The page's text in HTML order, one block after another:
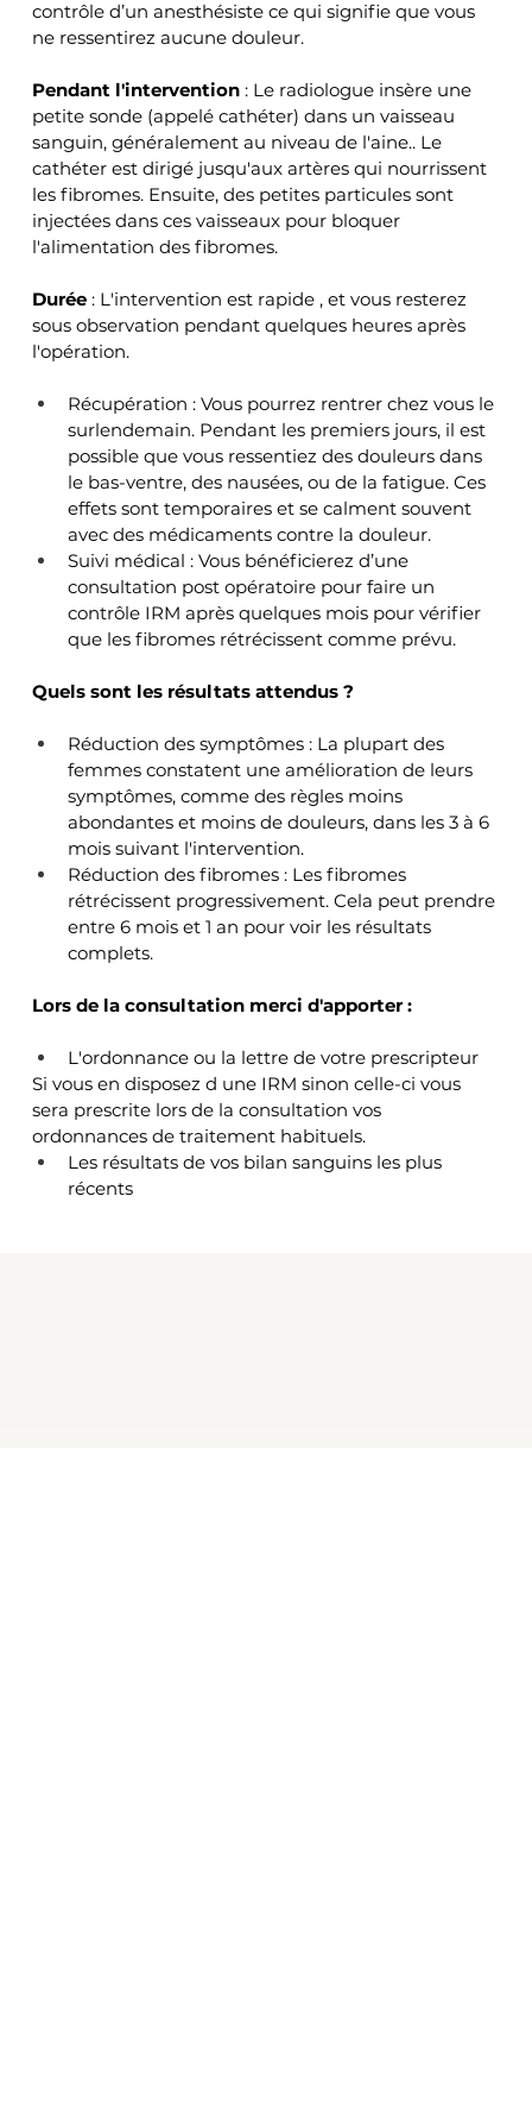
contrôle d’un anesthésiste ce qui signifie que vous
ne ressentirez aucune douleur.
Pendant l'intervention : Le radiologue insère une
petite sonde (appelé cathéter) dans un vaisseau
sanguin, généralement au niveau de l'aine.. Le
cathéter est dirigé jusqu'aux artères qui nourrissent
les fibromes. Ensuite, des petites particules sont
injectées dans ces vaisseaux pour bloquer
l'alimentation des fibromes.
Durée : L'intervention est rapide , et vous resterez
sous observation pendant quelques heures après
l'opération.
Récupération : Vous pourrez rentrer chez vous le
surlendemain. Pendant les premiers jours, il est
possible que vous ressentiez des douleurs dans
le bas-ventre, des nausées, ou de la fatigue. Ces
effets sont temporaires et se calment souvent
avec des médicaments contre la douleur.
Suivi médical : Vous bénéficierez d’une
consultation post opératoire pour faire un
contrôle IRM après quelques mois pour vérifier
que les fibromes rétrécissent comme prévu.
Quels sont les résultats attendus ?
Réduction des symptômes : La plupart des
femmes constatent une amélioration de leurs
symptômes, comme des règles moins
abondantes et moins de douleurs, dans les 3 à 6
mois suivant l'intervention.
Réduction des fibromes : Les fibromes
rétrécissent progressivement. Cela peut prendre
entre 6 mois et 1 an pour voir les résultats
complets.
Lors de la consultation merci d'apporter :
L'ordonnance ou la lettre de votre prescripteur
Si vous en disposez d une IRM sinon celle-ci vous
sera prescrite lors de la consultation vos
ordonnances de traitement habituels.
Les résultats de vos bilan sanguins les plus
récents